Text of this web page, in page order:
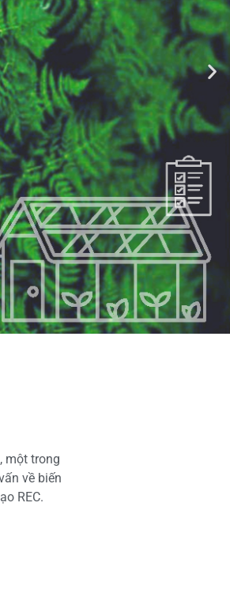
một trong
về biến
REC.